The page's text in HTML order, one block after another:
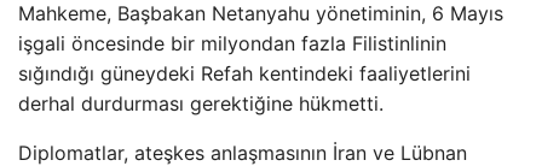
Mahkeme, Başbakan Netanyahu yönetiminin, 6 Mayıs
işgali öncesinde bir milyondan fazla Filistinlinin
sığındığı güneydeki Refah kentindeki faaliyetlerini
derhal durdurması gerektiğine hükmetti.
Diplomatlar, ateşkes anlaşmasının İran ve Lübnan